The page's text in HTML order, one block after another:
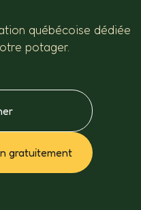
québécoise dédiée
potager.
gratuitement